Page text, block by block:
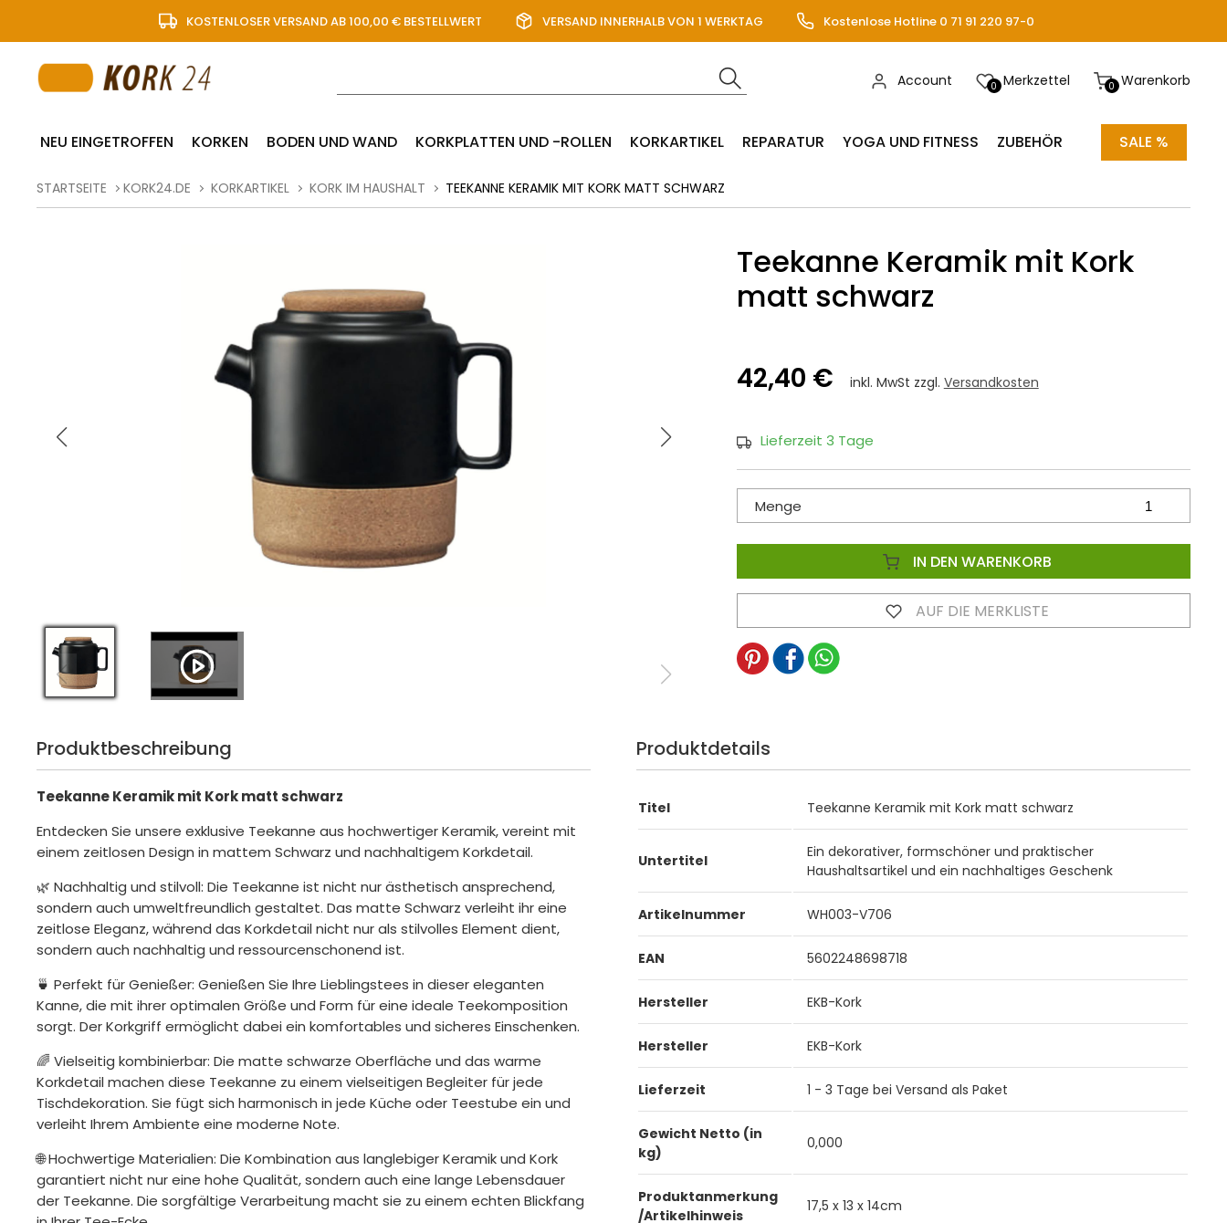
KOSTENLOSER VERSAND AB 100,00 € BESTELLWERT VERSAND INNERHALB VON 1 WERKTAG Kostenlose Hotline 0 71 91 220 97-0
0 Warenkorb
0 Merkzettel
Account
NEU EINGETROFFEN KORKEN BODEN UND WAND KORKPLATTEN UND -ROLLEN KORKARTIKEL REPARATUR YOGA UND FITNESS ZUBEHÖR SALE %
STARTSEITE KORK24.DE KORKARTIKEL KORK IM HAUSHALT TEEKANNE KERAMIK MIT KORK MATT SCHWARZ
Teekanne Keramik mit Kork
matt schwarz
42,40 € inkl. MwSt zzgl. Versandkosten
Lieferzeit 3 Tage
Menge
IN DEN WARENKORB
AUF DIE MERKLISTE
Produktbeschreibung
Teekanne Keramik mit Kork matt schwarz
Entdecken Sie unsere exklusive Teekanne aus hochwertiger Keramik, vereint mit
einem zeitlosen Design in mattem Schwarz und nachhaltigem Korkdetail.
🌿Nachhaltig und stilvoll: Die Teekanne ist nicht nur ästhetisch ansprechend,
sondern auch umweltfreundlich gestaltet. Das matte Schwarz verleiht ihr eine
zeitlose Eleganz, während das Korkdetail nicht nur als stilvolles Element dient,
sondern auch nachhaltig und ressourcenschonend ist.
🍵Perfekt für Genießer: Genießen Sie Ihre Lieblingstees in dieser eleganten
Kanne, die mit ihrer optimalen Größe und Form für eine ideale Teekomposition
sorgt. Der Korkgriff ermöglicht dabei ein komfortables und sicheres Einschenken.
🌈Vielseitig kombinierbar: Die matte schwarze Oberfläche und das warme
Korkdetail machen diese Teekanne zu einem vielseitigen Begleiter für jede
Tischdekoration. Sie fügt sich harmonisch in jede Küche oder Teestube ein und
verleiht Ihrem Ambiente eine moderne Note.
🌐Hochwertige Materialien: Die Kombination aus langlebiger Keramik und Kork
garantiert nicht nur eine hohe Qualität, sondern auch eine lange Lebensdauer
der Teekanne. Die sorgfältige Verarbeitung macht sie zu einem echten Blickfang
Produktdetails
Titel Teekanne Keramik mit Kork matt schwarz
Untertitel
Ein dekorativer, formschöner und praktischer
Haushaltsartikel und ein nachhaltiges Geschenk
Artikelnummer WH003-V706
EAN 5602248698718
Hersteller EKB-Kork
Hersteller EKB-Kork
Lieferzeit 1 - 3 Tage bei Versand als Paket
Gewicht Netto (in
kg)
0,000
Produktanmerkung
/Artikelhinweis
17,5 x 13 x 14cm